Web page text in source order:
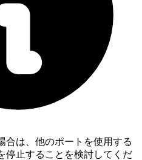
合は、他のポートを使用する
停止することを検討してくだ